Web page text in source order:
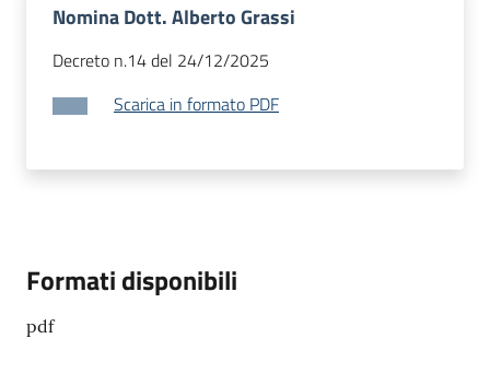
Nomina Dott. Alberto Grassi
Decreto n.14 del 24/12/2025
Scarica in formato PDF
Formati disponibili
pdf